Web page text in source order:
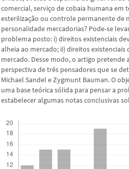
comercial, serviço de cobaia humana
esterilização ou controle permanente de
personalidade mercadorias? Pode-se
problema posto: i) direitos existenciais
alheia ao mercado; ii) direitos
mercado. Desse modo, o artigo pretende
perspectiva de três pensadores que se
Michael Sandel e Zygmunt Bauman. O
uma base teórica sólida para pensar a
estabelecer algumas notas conclusivas